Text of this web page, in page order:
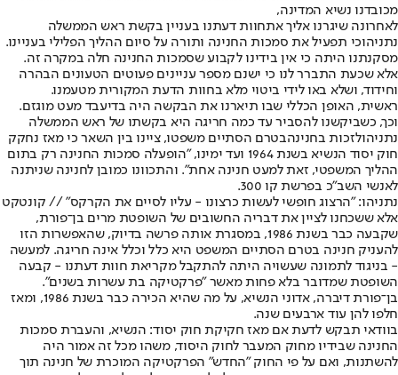
מכובדנו נשיא המדינה,
לאחרונה שיגרנו אליך אתחוות דעתנו בעניין בקשת ראש הממשלה
נתניהוכי תפעיל את סמכות החנינה ותורה על סיום ההליך הפלילי בעניינו.
מסקנתנו היתה כי אין בידינו לקבוע שסמכות החנינה חלה במקרה זה.
אלא שכעת התברר לנו כי ישנם מספר עניינים פעוטים הטעונים הבהרה
וחידוד, ושלא באו לידי ביטוי מלא בחוות הדעת המקורית מטעמנו.
ראשית, האופן הכללי שבו תיארנו את הבקשה היה בדיעבד מעט מוגזם.
וכך, כשביקשנו להסביר עד כמה חריגה היא בקשתו של ראש הממשלה
נתניהולזכות בחנינהבטרם הסתיים משפטו, ציינו בין השאר כי מאז נחקק
חוק יסוד הנשיא בשנת 1964 ועד ימינו, "הופעלה סמכות החנינה רק בתום
ההליך המשפטי, זאת למעט חנינה אחת". והתכוונו כמובן לחנינה שניתנה
לאנשי השב"כ בפרשת קו 300.
נתניהו: "הרצוג חופשי לעשות כרצונו - עליו לסיים את הקרקס" // קונטקט
אלא ששכחנו לציין את דבריה החשובים של השופטת מרים בן־פורת,
שקבעה כבר בשנת 1986, במסגרת אותה פרשה בדיוק, שהאפשרות הזו
להעניק חנינה בטרם הסתיים המשפט היא כלל וכלל אינה חריגה. למעשה
- בניגוד לתמונה שעשויה היתה להתקבל מקריאת חוות דעתנו - קבעה
השופטת שמדובר בלא פחות מאשר "פרקטיקה בת עשרות בשנים".
בן־פורת דיברה, אדוני הנשיא, על מה שהיא הכירה כבר בשנת 1986, ומאז
חלפו להן עוד ארבעים שנה.
בוודאי תבקש לדעת אם מאז חקיקת חוק יסוד: הנשיא, והעברת סמכות
החנינה שבידיו מחוק המעבר לחוק היסוד, משהו מכל זה אמור היה
להשתנות, ואם על פי החוק "החדש" הפרקטיקה המוכרת של חנינה תוך